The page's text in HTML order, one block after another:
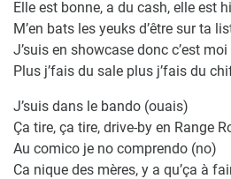
Elle est bonne, a du cash, elle est
M’en bats les yeuks d’être sur ta
J’suis en showcase donc c’est moi
Plus j’fais du sale plus j’fais du
J’suis dans le bando (ouais)
Ça tire, ça tire, drive-by en Range
Au comico je no comprendo (no)
Ca nique des mères, y a qu’ça à